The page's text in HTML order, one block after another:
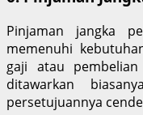
Pinjaman jangka
memenuhi
gaji atau
ditawarkan
persetujuannya